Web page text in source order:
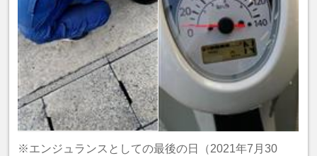
※エンジュランスとしての最後の日（2021年7月30